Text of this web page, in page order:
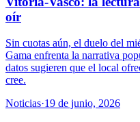
oír
Sin cuotas aún, el duelo del
Gama enfrenta la narrativa
datos sugieren que el local
cree.
Noticias·19 de junio, 2026